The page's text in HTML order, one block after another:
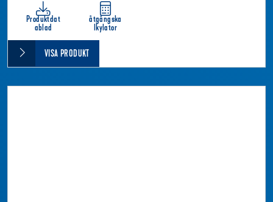
Produktdat
ablad
åtgångska
lkylator
VISA PRODUKT